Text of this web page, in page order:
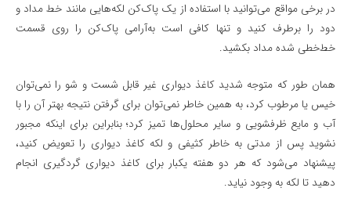
در برخی مواقع می‌توانید با استفاده از یک پاک‌کن لکه‌هایی مانند خط مداد و
دود را برطرف کنید و تنها کافی است به‌آرامی پاک‌کن را روی قسمت
خط‌خطی شده مداد بکشید.
همان طور که متوجه شدید کاغذ دیواری غیر قابل شست و شو را نمی‌توان
خیس یا مرطوب کرد، به همین خاطر نمی‌توان برای گرفتن نتیجه بهتر آن را با
آب و مایع ظرفشویی و سایر محلول‌ها تمیز کرد؛ بنابراین برای اینکه مجبور
نشوید پس از مدتی به خاطر کثیفی و لکه کاغذ دیواری را تعویض کنید،
پیشنهاد می‌شود که هر دو هفته یکبار برای کاغذ دیواری گردگیری انجام
دهید تا لکه به وجود نیاید.